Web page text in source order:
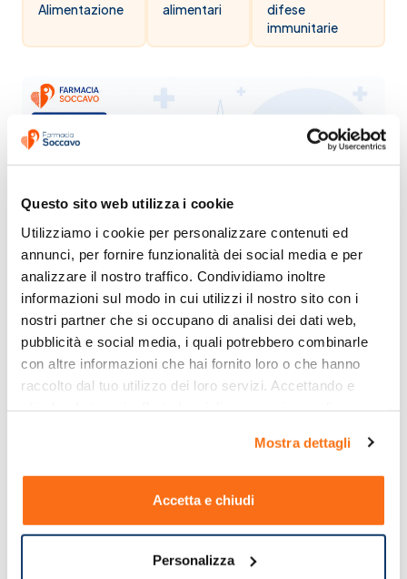
Questo sito web utilizza i cookie
Utilizziamo i cookie per personalizzare contenuti ed
annunci, per fornire funzionalità dei social media e per
analizzare il nostro traffico. Condividiamo inoltre
informazioni sul modo in cui utilizzi il nostro sito con i
nostri partner che si occupano di analisi dei dati web,
pubblicità e social media, i quali potrebbero combinarle
con altre informazioni che hai fornito loro o che hanno
raccolto dal tuo utilizzo dei loro servizi. Accettando e
Mostra dettagli
Accetta e chiudi
Personalizza
Alimentazione
alimentari
difese
immunitarie